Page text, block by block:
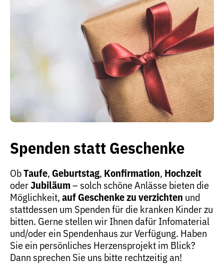
Spenden statt Geschenke
ObTaufe,Geburtstag, Konfirmation, Hochzeit
oderJubiläum– solch schöne Anlässe bieten die
Möglichkeit,auf Geschenke zu verzichten und
stattdessen um Spenden für die kranken Kinder zu
bitten. Gerne stellen wir Ihnen dafür Infomaterial
und/oder ein Spendenhaus zur Verfügung. Haben
Sie ein persönliches Herzensprojekt im Blick?
Dann sprechen Sie uns bitte rechtzeitig an!